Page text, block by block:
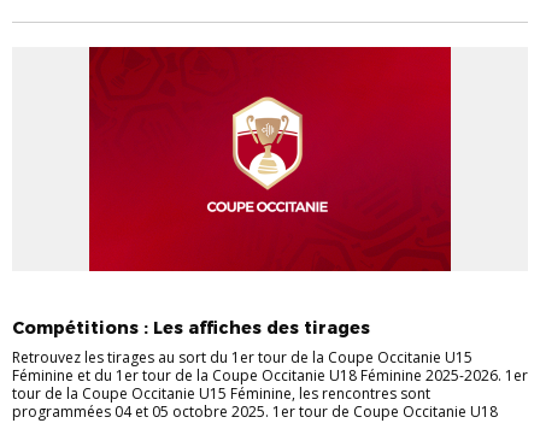
Compétitions : Les affiches des tirages
Retrouvez les tirages au sort du 1er tour de la Coupe Occitanie U15
Féminine et du 1er tour de la Coupe Occitanie U18 Féminine 2025-2026. 1er
tour de la Coupe Occitanie U15 Féminine, les rencontres sont
programmées 04 et 05 octobre 2025. 1er tour de Coupe Occitanie U18